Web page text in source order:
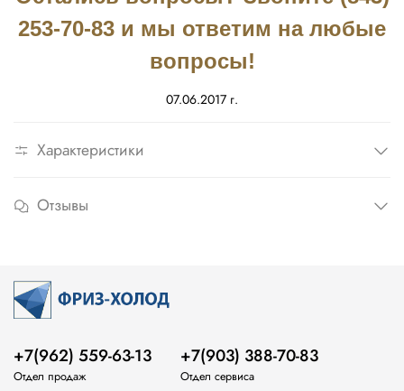
253-70-83 и мы ответим на любые
вопросы!
07.06.2017 г.
Характеристики
Отзывы
+7(962) 559-63-13
Отдел продаж
+7(903) 388-70-83
Отдел сервиса